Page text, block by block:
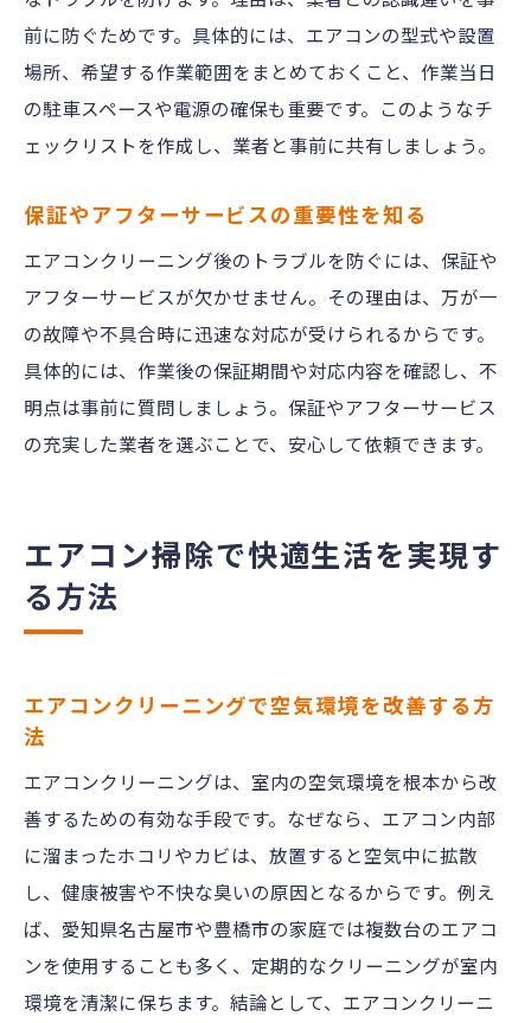
前に防ぐためです。具体的には、エアコンの型式や設置
場所、希望する作業範囲をまとめておくこと、作業当日
の駐車スペースや電源の確保も重要です。このようなチ
ェックリストを作成し、業者と事前に共有しましょう。
保証やアフターサービスの重要性を知る
エアコンクリーニング後のトラブルを防ぐには、保証や
アフターサービスが欠かせません。その理由は、万が一
の故障や不具合時に迅速な対応が受けられるからです。
具体的には、作業後の保証期間や対応内容を確認し、不
明点は事前に質問しましょう。保証やアフターサービス
の充実した業者を選ぶことで、安心して依頼できます。
エアコン掃除で快適生活を実現す
る方法
エアコンクリーニングで空気環境を改善する方
法
エアコンクリーニングは、室内の空気環境を根本から改
善するための有効な手段です。なぜなら、エアコン内部
に溜まったホコリやカビは、放置すると空気中に拡散
し、健康被害や不快な臭いの原因となるからです。例え
ば、愛知県名古屋市や豊橋市の家庭では複数台のエアコ
ンを使用することも多く、定期的なクリーニングが室内
環境を清潔に保ちます。結論として、エアコンクリーニ